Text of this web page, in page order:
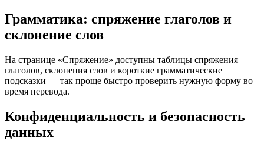
Грамматика: спряжение глаголов и
склонение слов
На странице «Спряжение» доступны таблицы спряжения
глаголов, склонения слов и короткие грамматические
подсказки — так проще быстро проверить нужную форму во
время перевода.
Конфиденциальность и безопасность
данных